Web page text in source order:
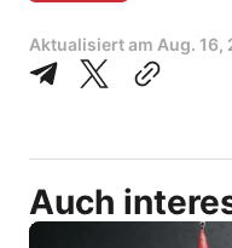
Aktualisiert am Aug. 16,
Auch